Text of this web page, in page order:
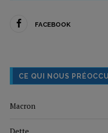
FACEBOOK
CE QUI NOUS
Macron
Dette